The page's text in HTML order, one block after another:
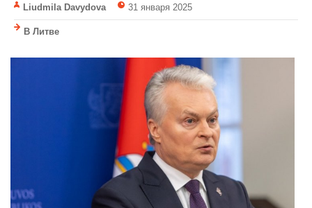
Liudmila Davydova 31 января 2025
В Литве